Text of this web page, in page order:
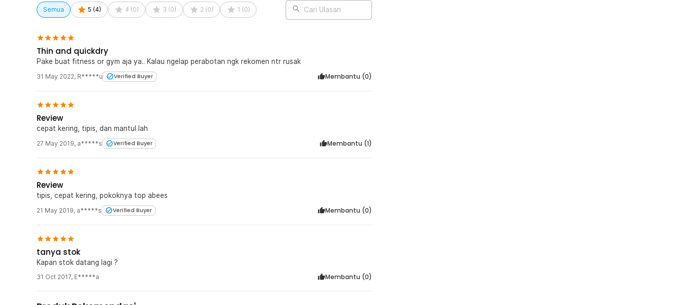
Semua 5 (4) 4 (0) 3 (0) 2 (0) 1 (0) Cari Ulasan
Thin and quickdry
Pake buat fitness or gym aja ya.. Kalau ngelap perabotan ngk rekomen ntr rusak
31 May 2022, R*****u Verified Buyer Membantu (0)
Review
cepat kering, tipis, dan mantul lah
27 May 2019, a*****s Verified Buyer Membantu (1)
Review
tipis, cepat kering, pokoknya top abees
21 May 2019, a*****s Verified Buyer Membantu (0)
tanya stok
Kapan stok datang lagi ?
31 Oct 2017, E*****a Membantu (0)